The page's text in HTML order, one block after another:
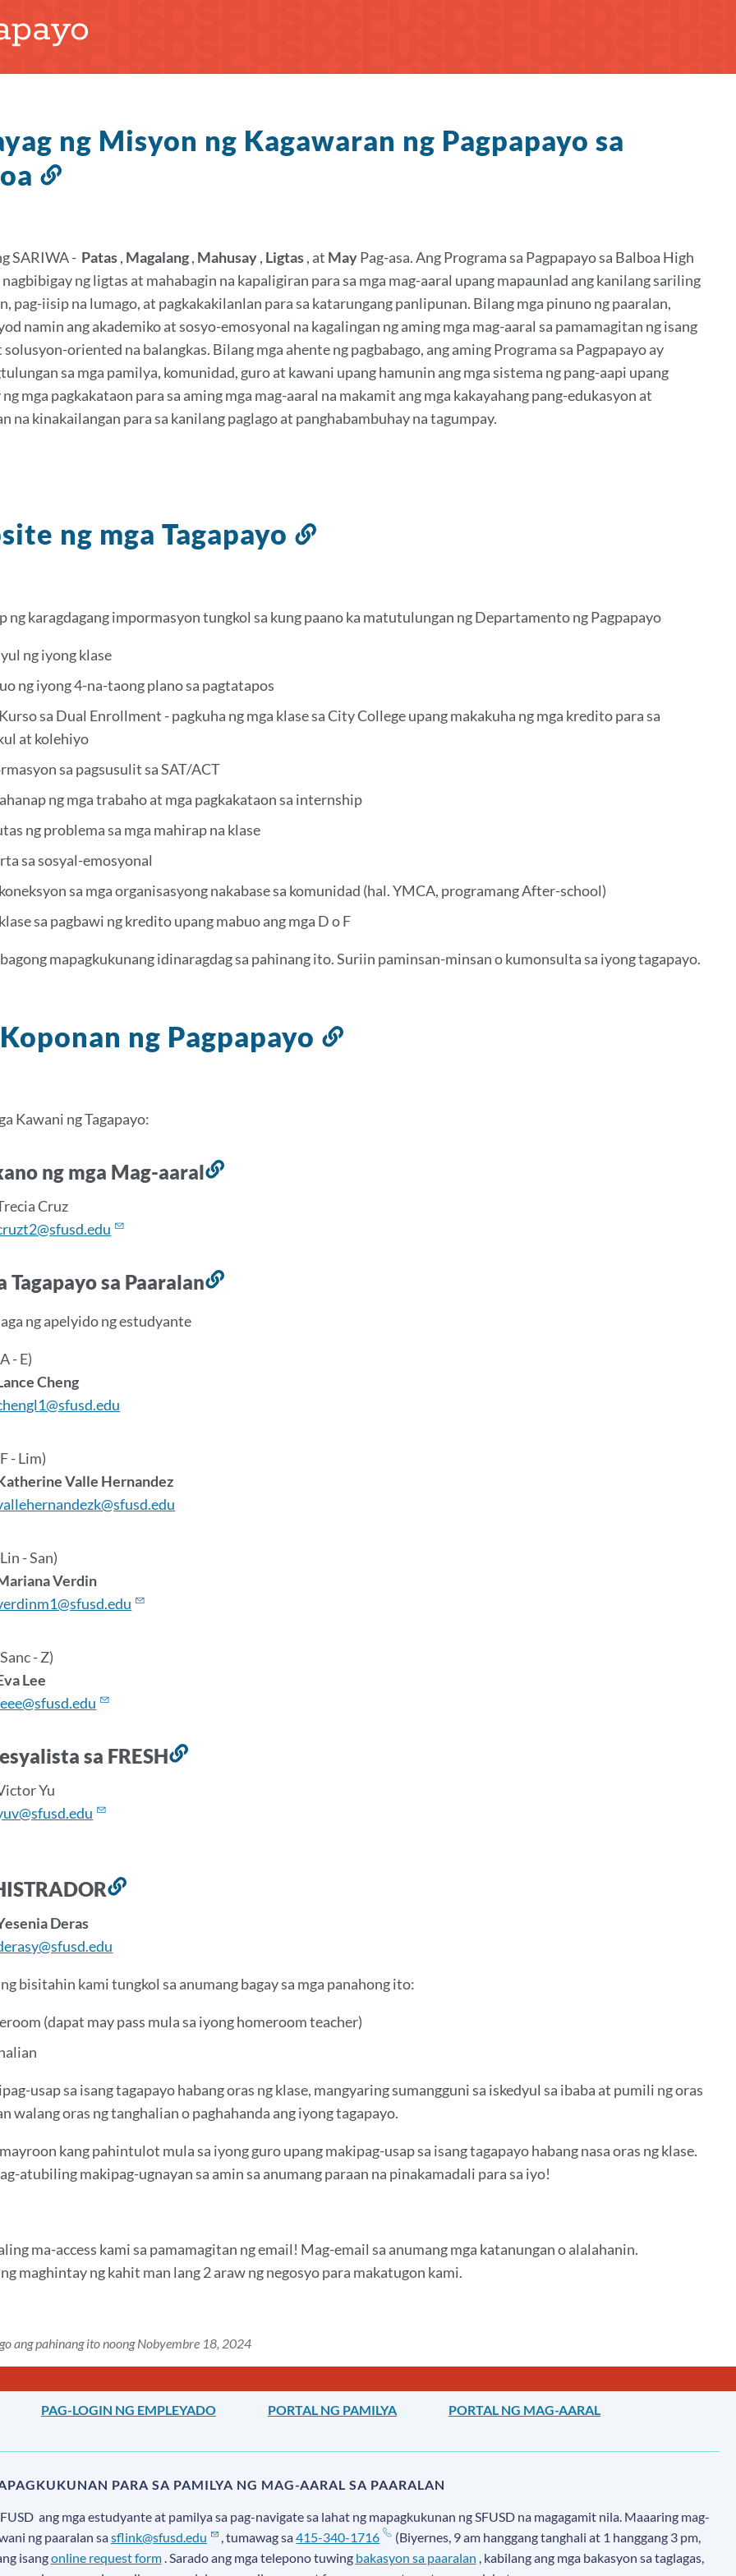
ng Misyon ng Kagawaran ng Pagpapayo sa
Link
ito
SARIWA - Patas, Magalang, Mahusay, Ligtas, at MayPag-asa. Ang Programa sa Pagpapayo sa Balboa High
ng ligtas at mahabagin na kapaligiran para sa mga mag-aaral upang mapaunlad ang kanilang sariling
pag-iisip na lumago, at pagkakakilanlan para sa katarungang panlipunan. Bilang mga pinuno ng paaralan,
namin ang akademiko at sosyo-emosyonal na kagalingan ng aming mga mag-aaral sa pamamagitan ng isang
oriented na balangkas. Bilang mga ahente ng pagbabago, ang aming Programa sa Pagpapayo ay
sa mga pamilya, komunidad, guro at kawani upang hamunin ang mga sistema ng pang-aapi upang
mga pagkakataon para sa aming mga mag-aaral na makamit ang mga kakayahang pang-edukasyon at
na kinakailangan para sa kanilang paglago at panghabambuhay na tagumpay.
ng mga Tagapayo
Link
ito
ng karagdagang impormasyon tungkol sa kung paano ka matutulungan ng Departamento ng Pagpapayo
ng iyong klase
ng iyong 4-na-taong plano sa pagtatapos
sa Dual Enrollment - pagkuha ng mga klase sa City College upang makakuha ng mga kredito para sa
at kolehiyo
sa pagsusulit sa SAT/ACT
ng mga trabaho at mga pagkakataon sa internship
ng problema sa mga mahirap na klase
sa sosyal-emosyonal
sa mga organisasyong nakabase sa komunidad (hal. YMCA, programang After-school)
sa pagbawi ng kredito upang mabuo ang mga D o F
mapagkukunang idinaragdag sa pahinang ito. Suriin paminsan-minsan o kumonsulta sa iyong tagapayo.
ng Pagpapayo
Link
Kawani ng Tagapayo:
ng mga Mag-aaral
Cruz
Tagapayo sa Paaralan
ng apelyido ng estudyante
- E)
Cheng
- Lim)
Valle Hernandez
- San)
Verdin
- Z)
Lee
sa FRESH
Yu
Deras
bisitahin kami tungkol sa anumang bagay sa mga panahong ito:
(dapat may pass mula sa iyong homeroom teacher)
usap sa isang tagapayo habang oras ng klase, mangyaring sumangguni sa iskedyul sa ibaba at pumili ng oras
walang oras ng tanghalian o paghahanda ang iyong tagapayo.
kang pahintulot mula sa iyong guro upang makipag-usap sa isang tagapayo habang nasa oras ng klase.
atubiling makipag-ugnayan sa amin sa anumang paraan na pinakamadali para sa iyo!
ma-access kami sa pamamagitan ng email! Mag-email sa anumang mga katanungan o alalahanin.
maghintay ng kahit man lang 2 araw ng negosyo para makatugon kami.
ang pahinang ito noong Nobyembre 18, 2024
PAG-LOGIN NG EMPLEYADO PORTAL NG PAMILYA PORTAL NG MAG-AARAL
PARA SA PAMILYA NG MAG-AARAL SA PAARALAN
ang mga estudyante at pamilya sa pag-navigate sa lahat ng mapagkukunan ng SFUSD na magagamit nila. Maaaring mag-
ng paaralan sasflink@sfusd.edu , tumawag sa415-340-1716
(Biyernes, 9 am hanggang tanghali at 1 hanggang 3 pm,
isangonline request form. Sarado ang mga telepono tuwing bakasyon sa paaralan , kabilang ang mga bakasyon sa taglagas,